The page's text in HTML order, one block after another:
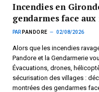
Incendies en
gendarmes face
PAR PANDORE 02/08/2026
Alors que les incendies
Pandore et la Gendarmerie
Évacuations, drones,
sécurisation des villages :
montrées des gendarmes